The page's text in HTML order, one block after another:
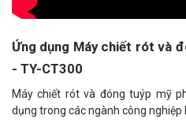
Ứng dụng Máy chiết rót và
- TY-CT300
Máy chiết rót và đóng tuýp mỹ
dụng trong các ngành công nghiệp